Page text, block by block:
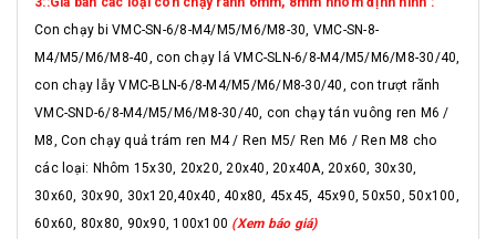
Con chạy bi VMC-SN-6/8-M4/M5/M6/M8-30, VMC-SN-8-
M4/M5/M6/M8-40, con chạy lá VMC-SLN-6/8-M4/M5/M6/M8-30/40,
con chạy lẫy VMC-BLN-6/8-M4/M5/M6/M8-30/40, con trượt rãnh
VMC-SND-6/8-M4/M5/M6/M8-30/40, con chạy tán vuông ren M6 /
M8, Con chạy quả trám ren M4 / Ren M5/ Ren M6 / Ren M8 cho
các loại: Nhôm 15x30, 20x20, 20x40, 20x40A, 20x60, 30x30,
30x60, 30x90, 30x120,40x40, 40x80, 45x45, 45x90, 50x50, 50x100,
60x60, 80x80, 90x90, 100x100 (Xem báo giá)